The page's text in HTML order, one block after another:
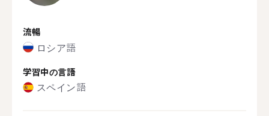
流暢
ロシア語
学習中の言語
スペイン語